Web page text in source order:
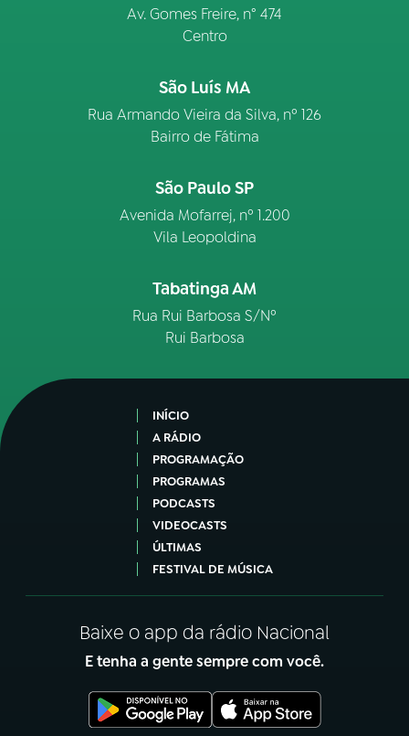
Av. Gomes Freire, n° 474
Centro
São Luís MA
Rua Armando Vieira da Silva, nº 126
Bairro de Fátima
São Paulo SP
Avenida Mofarrej, nº 1.200
Vila Leopoldina
Tabatinga AM
Rua Rui Barbosa S/Nº
Rui Barbosa
INÍCIO
A RÁDIO
PROGRAMAÇÃO
PROGRAMAS
PODCASTS
VIDEOCASTS
ÚLTIMAS
FESTIVAL DE MÚSICA
Baixe o app da rádio Nacional
E tenha a gente sempre com você.